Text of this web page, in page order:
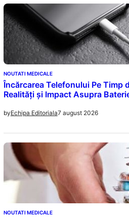
NOUTATI MEDICALE
Încărcarea Telefonului Pe Timp
Realități și Impact Asupra
byEchipa Editoriala7 august 2026
NOUTATI MEDICALE